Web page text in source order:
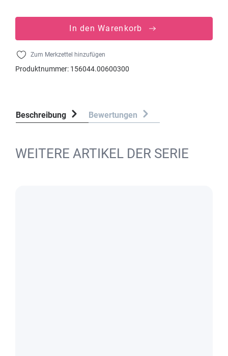
In den Warenkorb
Zum Merkzettel hinzufügen
Produktnummer: 156044.00600300
Beschreibung Bewertungen
WEITERE ARTIKEL DER SERIE